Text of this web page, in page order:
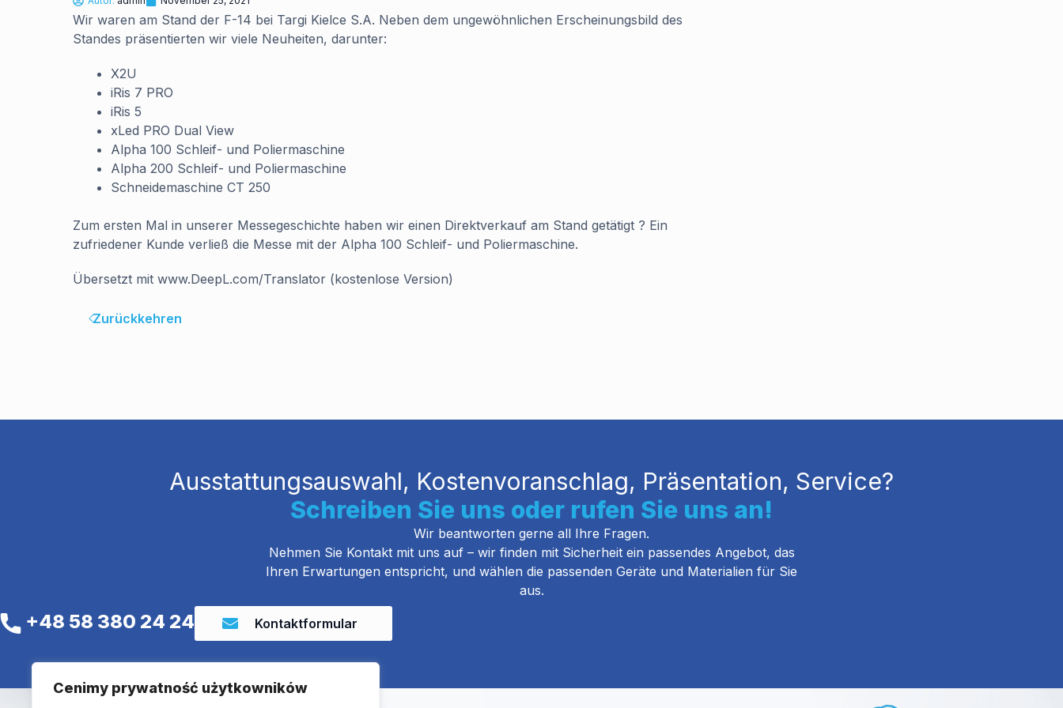
Cenimy prywatność użytkowników
Wir waren am Stand der F-14 bei Targi Kielce S.A. Neben dem ungewöhnlichen Erscheinungsbild des
Standes präsentierten wir viele Neuheiten, darunter:
X2U
iRis 7 PRO
iRis 5
xLed PRO Dual View
Alpha 100 Schleif- und Poliermaschine
Alpha 200 Schleif- und Poliermaschine
Schneidemaschine CT 250
Zum ersten Mal in unserer Messegeschichte haben wir einen Direktverkauf am Stand getätigt ? Ein
zufriedener Kunde verließ die Messe mit der Alpha 100 Schleif- und Poliermaschine.
Übersetzt mit www.DeepL.com/Translator (kostenlose Version)
Zurückkehren
Ausstattungsauswahl, Kostenvoranschlag, Präsentation, Service?
Schreiben Sie uns oder rufen Sie uns an!
Wir beantworten gerne all Ihre Fragen.
Nehmen Sie Kontakt mit uns auf – wir finden mit Sicherheit ein passendes Angebot, das
Ihren Erwartungen entspricht, und wählen die passenden Geräte und Materialien für Sie
aus.
+48 58 380 24 24 Kontaktformular